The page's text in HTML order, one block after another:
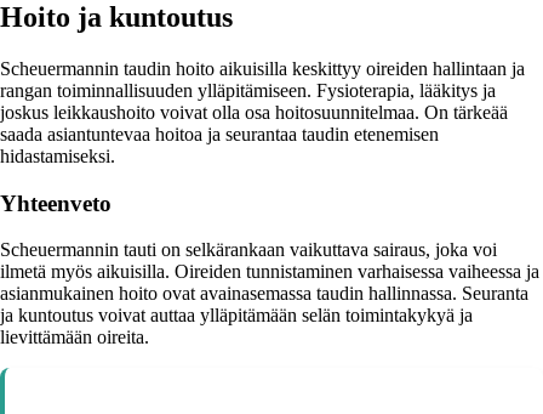
Hoito ja kuntoutus
Scheuermannin taudin hoito aikuisilla keskittyy oireiden hallintaan ja
rangan toiminnallisuuden ylläpitämiseen. Fysioterapia, lääkitys ja
joskus leikkaushoito voivat olla osa hoitosuunnitelmaa. On tärkeää
saada asiantuntevaa hoitoa ja seurantaa taudin etenemisen
hidastamiseksi.
Yhteenveto
Scheuermannin tauti on selkärankaan vaikuttava sairaus, joka voi
ilmetä myös aikuisilla. Oireiden tunnistaminen varhaisessa vaiheessa ja
asianmukainen hoito ovat avainasemassa taudin hallinnassa. Seuranta
ja kuntoutus voivat auttaa ylläpitämään selän toimintakykyä ja
lievittämään oireita.